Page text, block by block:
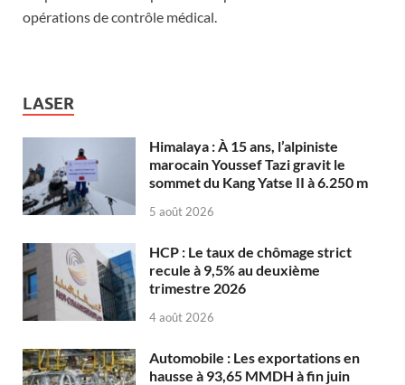
opérations de contrôle médical.
LASER
Himalaya : À 15 ans, l’alpiniste
marocain Youssef Tazi gravit le
sommet du Kang Yatse II à 6.250 m
5 août 2026
HCP : Le taux de chômage strict
recule à 9,5% au deuxième
trimestre 2026
4 août 2026
Automobile : Les exportations en
hausse à 93,65 MMDH à fin juin